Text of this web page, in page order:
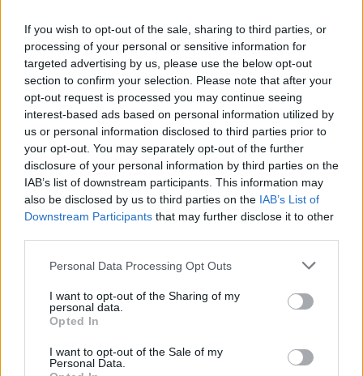
If you wish to opt-out of the sale, sharing to third parties, or
processing of your personal or sensitive information for
targeted advertising by us, please use the below opt-out
section to confirm your selection. Please note that after your
opt-out request is processed you may continue seeing
interest-based ads based on personal information utilized by
us or personal information disclosed to third parties prior to
your opt-out. You may separately opt-out of the further
disclosure of your personal information by third parties on the
IAB’s list of downstream participants. This information may
also be disclosed by us to third parties on the IAB’s List of
Downstream Participants that may further disclose it to other
Please note that this website/app uses one or more Google
not limited to your visit or usage behaviour. You may click to
grant or deny consent to Google and its third-party tags to
use your data for below specified purposes in below Google
consent section.
Personal Data Processing Opt Outs
I want to opt-out of the Sharing of my
personal data.
Opted In
I want to opt-out of the Sale of my
Personal Data.
Continua a leggere
MUTUI